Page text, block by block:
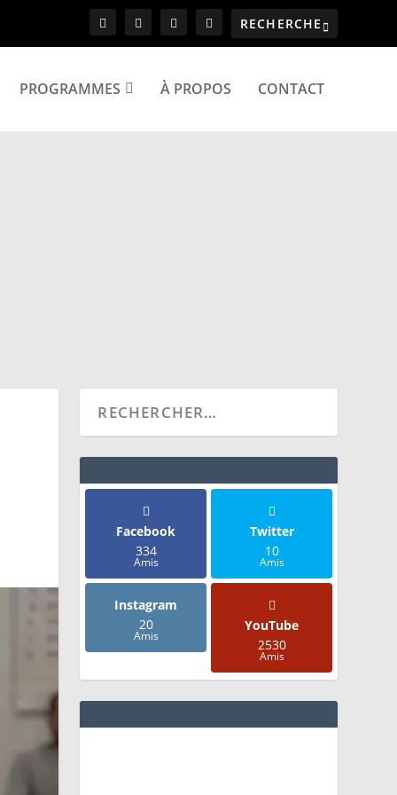
PROGRAMMES À PROPOS CONTACT
Facebook
334
Amis
Twitter
10
Amis
Instagram
20
Amis
YouTube
2530
Amis